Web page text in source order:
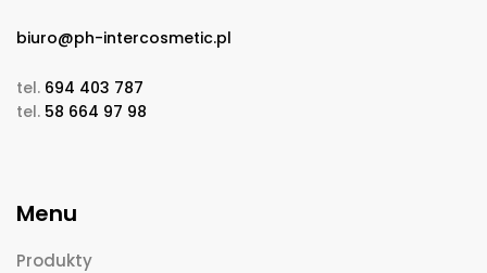
biuro@ph-intercosmetic.pl
tel. 694 403 787
tel. 58 664 97 98
Menu
Produkty